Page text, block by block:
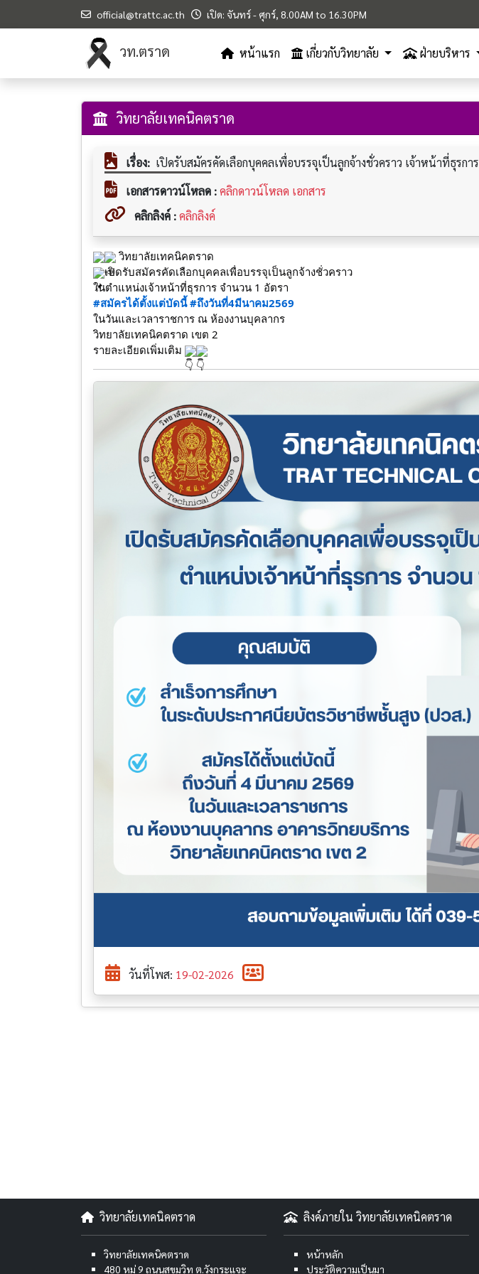
official@trattc.ac.th เปิด: จันทร์ - ศุกร์, 8.00AM to 16.30PM
วท.ตราด หน้าแรก เกี่ยวกับวิทยาลัย ฝ่ายบริหาร
วิทยาลัยเทคนิคตราด
เรื่อง: เปิดรับสมัครคัดเลือกบุคคลเพื่อบรรจุเป็นลูกจ้างชั่วคราว เจ้าหน้าที่ธุรการ
เอกสารดาวน์โหลด :คลิกดาวน์โหลด เอกสาร
คลิกลิงค์ :คลิกลิงค์
วิทยาลัยเทคนิคตราด
เปิดรับสมัครคัดเลือกบุคคลเพื่อบรรจุเป็นลูกจ้างชั่วคราว
ในตำแหน่งเจ้าหน้าที่ธุรการ จำนวน 1 อัตรา
#สมัครได้ตั้งแต่บัดนี้ #ถึงวันที่4มีนาคม2569
ในวันและเวลาราชการ ณ ห้องงานบุคลากร
วิทยาลัยเทคนิคตราด เขต 2
รายละเอียดเพิ่มเติม
วันที่โพส: 19-02-2026
วิทยาลัยเทคนิคตราด
วิทยาลัยเทคนิคตราด
480 หมู่ 9 ถนนสุขุมวิท ต.วังกระแจะ
ลิงค์ภายใน วิทยาลัยเทคนิคตราด
หน้าหลัก
ประวัติความเป็นมา